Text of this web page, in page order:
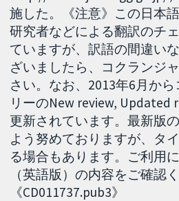
施した。《注意》この日本
研究者などによる翻訳のチ
ていますが、訳語の間違い
ざいましたら、コクランジ
さい。なお、2013年6月か
リーのNew review, Updated
更新されています。最新版
よう努めておりますが、タ
る場合もあります。ご利用
（英語版）の内容をご確認
《CD011737.pub3》